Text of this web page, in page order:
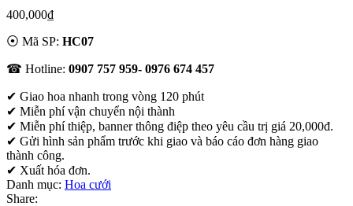
400,000₫
⦿ Mã SP: HC07
☎ Hotline: 0907 757 959- 0976 674 457
✔ Giao hoa nhanh trong vòng 120 phút
✔ Miễn phí vận chuyển nội thành
✔ Miễn phí thiệp, banner thông điệp theo yêu cầu trị giá 20,000đ.
✔ Gửi hình sản phẩm trước khi giao và báo cáo đơn hàng giao
thành công.
✔ Xuất hóa đơn.
Danh mục: Hoa cưới
Share: